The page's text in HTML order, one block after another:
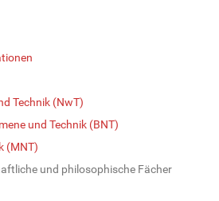
Technik (NwT)
und Technik (BNT)
(MNT)
und philosophische Fächer